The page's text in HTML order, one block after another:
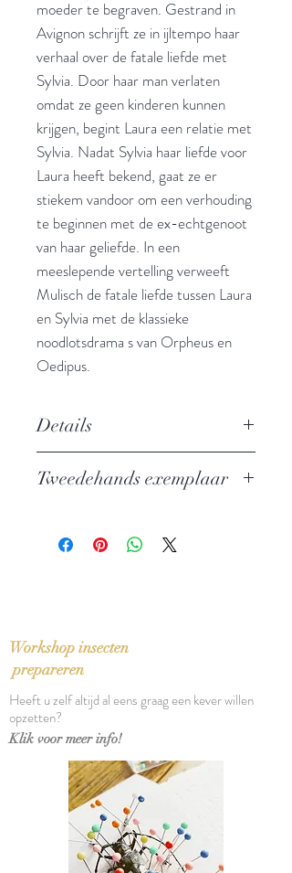
moeder te begraven. Gestrand in
Avignon schrijft ze in ijltempo haar
verhaal over de fatale liefde met
Sylvia. Door haar man verlaten
omdat ze geen kinderen kunnen
krijgen, begint Laura een relatie met
Sylvia. Nadat Sylvia haar liefde voor
Laura heeft bekend, gaat ze er
stiekem vandoor om een verhouding
te beginnen met de ex-echtgenoot
van haar geliefde. In een
meeslepende vertelling verweeft
Mulisch de fatale liefde tussen Laura
en Sylvia met de klassieke
noodlotsdrama s van Orpheus en
Oedipus.
Details
Uitgever: De Bezige Bij
Bindwijze: Paperback
Tweedehands exemplaar
Workshop insecten
prepareren
Heeft u zelf altijd al eens graag een kever willen
opzetten?
Klik voor meer info!